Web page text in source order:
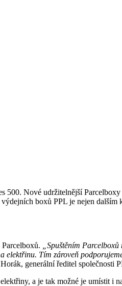
500. Nové udržitelnější
boxů PPL je nejen dalším
„Spuštěním
Tím zároveň
generální ředitel společnosti
a je tak možné je umístit i